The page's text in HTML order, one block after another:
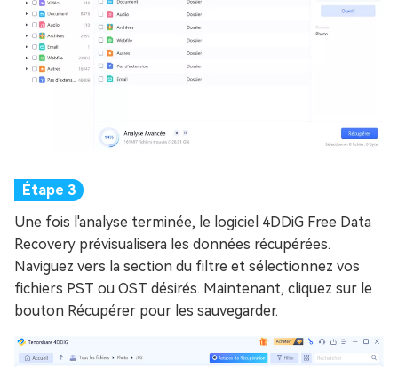
Une fois l'analyse terminée, le logiciel 4DDiG Free Data
Recovery prévisualisera les données récupérées.
Naviguez vers la section du filtre et sélectionnez vos
fichiers PST ou OST désirés. Maintenant, cliquez sur le
bouton Récupérer pour les sauvegarder.